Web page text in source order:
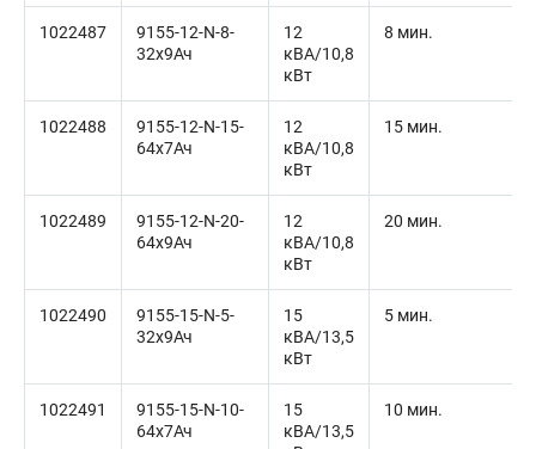
1022487
9155-12-N-8-
32x9Ач
12
кВА/10,8
кВт
8 мин.
1022488
9155-12-N-15-
64x7Ач
12
кВА/10,8
кВт
15 мин.
1022489
9155-12-N-20-
64x9Ач
12
кВА/10,8
кВт
20 мин.
1022490
9155-15-N-5-
32x9Ач
15
кВА/13,5
кВт
5 мин.
1022491
9155-15-N-10-
64x7Ач
15
кВА/13,5
10 мин.